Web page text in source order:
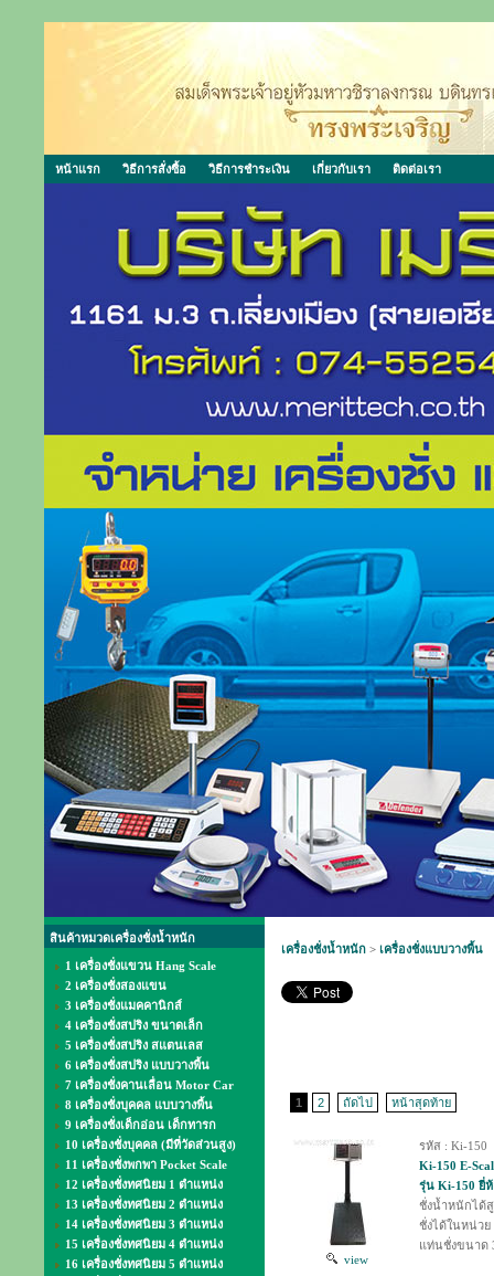
หน้าแรก วิธีการสั่งซื้อ วิธีการชำระเงิน เกี่ยวกับเรา ติดต่อเรา
สินค้าหมวดเครื่องชั่งน้ำหนัก
1 เครื่องชั่งแขวน Hang Scale
2 เครื่องชั่งสองแขน
3 เครื่องชั่งแมคคานิกส์
4 เครื่องชั่งสปริง ขนาดเล็ก
5 เครื่องชั่งสปริง สแตนเลส
6 เครื่องชั่งสปริง แบบวางพื้น
7 เครื่องชั่งคานเลื่อน Motor Car
8 เครื่องชั่งบุคคล แบบวางพื้น
9 เครื่องชั่งเด็กอ่อน เด็กทารก
10 เครื่องชั่งบุคคล (มีที่วัดส่วนสูง)
11 เครื่องชั่งพกพา Pocket Scale
12 เครื่องชั่งทศนิยม 1 ตำแหน่ง
13 เครื่องชั่งทศนิยม 2 ตำแหน่ง
14 เครื่องชั่งทศนิยม 3 ตำแหน่ง
15 เครื่องชั่งทศนิยม 4 ตำแหน่ง
16 เครื่องชั่งทศนิยม 5 ตำแหน่ง
เครื่องชั่งน้ำหนัก > เครื่องชั่งแบบวางพื้น
1 2 ถัดไป หน้าสุดท้าย
view
รหัส : Ki-150
Ki-150 E-
รุ่น Ki-150 ยี่ห้
ชั่งน้ำหนักได้สู
ชั่งได้ในหน่ว
แท่นชั่งขนาด